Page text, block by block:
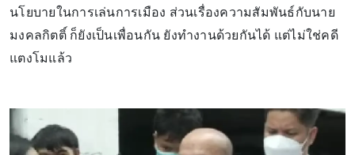
นโยบายในการเล่นการเมือง ส่วนเรื่องความสัมพันธ์กับนาย
มงคลกิตติ์ ก็ยังเป็นเพื่อนกัน ยังทำงานด้วยกันได้ แต่ไม่ใช่คดี
แตงโมแล้ว